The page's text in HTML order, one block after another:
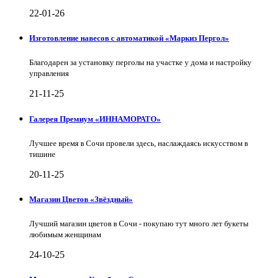
22-01-26
Изготовление навесов с автоматикой «Маркиз Пергол»
Благодарен за установку перголы на участке у дома и настройку
управления
21-11-25
Галерея Премиум «ИННАМОРАТО»
Лучшее время в Сочи провели здесь, наслаждаясь искусством в
тишине
20-11-25
Магазин Цветов «Звёздный»
Лучший магазин цветов в Сочи - покупаю тут много лет букеты
любимым женщинам
24-10-25